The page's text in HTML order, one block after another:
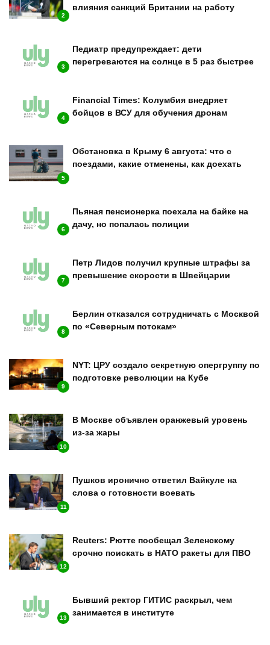
2
влияния санкций Британии на работу
3
Педиатр предупреждает: дети
перегреваются на солнце в 5 раз быстрее
4
Financial Times: Колумбия внедряет
бойцов в ВСУ для обучения дронам
5
Обстановка в Крыму 6 августа: что с
поездами, какие отменены, как доехать
6
Пьяная пенсионерка поехала на байке на
дачу, но попалась полиции
7
Петр Лидов получил крупные штрафы за
превышение скорости в Швейцарии
8
Берлин отказался сотрудничать с Москвой
по «Северным потокам»
9
NYT: ЦРУ создало секретную опергруппу по
подготовке революции на Кубе
10
В Москве объявлен оранжевый уровень
из-за жары
11
Пушков иронично ответил Вайкуле на
слова о готовности воевать
12
Reuters: Рютте пообещал Зеленскому
срочно поискать в НАТО ракеты для ПВО
13
Бывший ректор ГИТИС раскрыл, чем
занимается в институте